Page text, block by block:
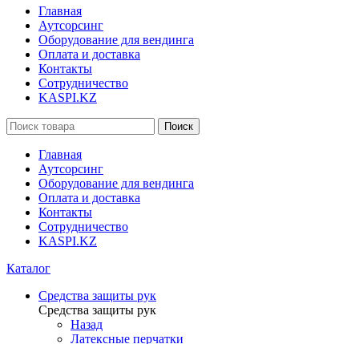
Главная
Аутсорсинг
Оборудование для вендинга
Оплата и доставка
Контакты
Сотрудничество
KASPI.KZ
Поиск
Главная
Аутсорсинг
Оборудование для вендинга
Оплата и доставка
Контакты
Сотрудничество
KASPI.KZ
Каталог
Средства защиты рук
Средства защиты рук
Назад
Латексные перчатки